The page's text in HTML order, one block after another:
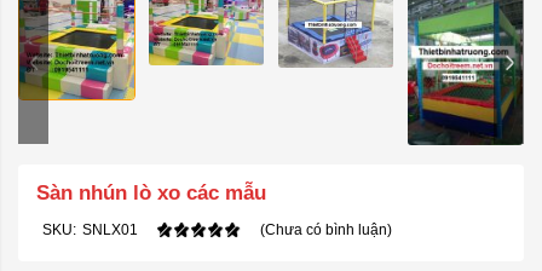
Sàn nhún lò xo các mẫu
SKU: SNLX01 (Chưa có bình luận)